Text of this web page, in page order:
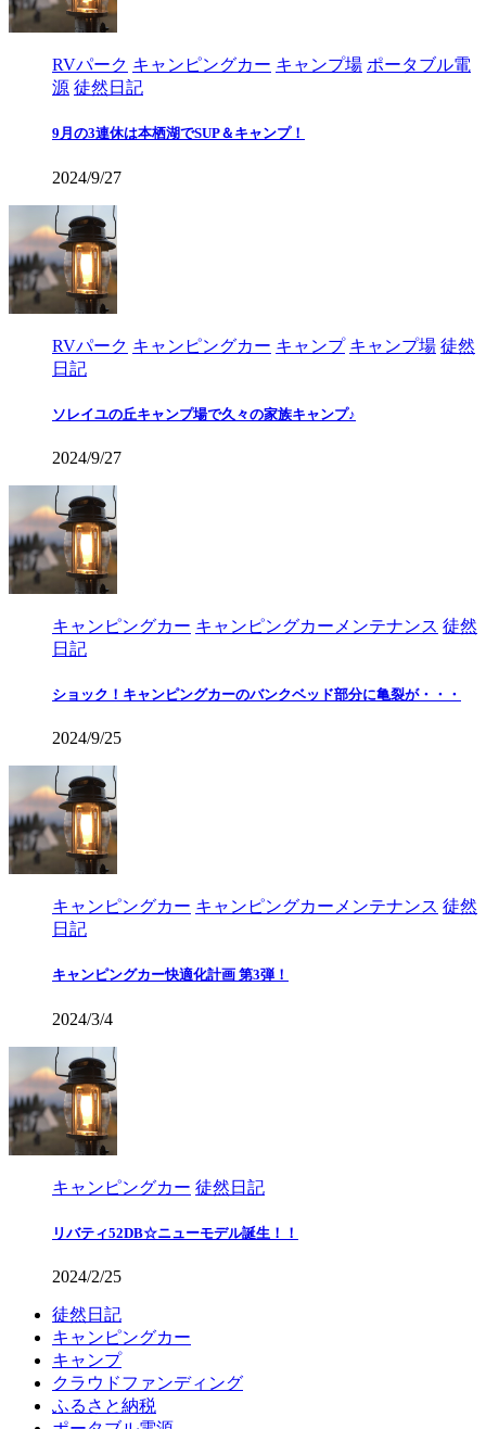
RVパーク キャンピングカー キャンプ場 ポータブル電
源 徒然日記
9月の3連休は本栖湖でSUP＆キャンプ！
2024/9/27
RVパーク キャンピングカー キャンプ キャンプ場 徒然
日記
ソレイユの丘キャンプ場で久々の家族キャンプ♪
2024/9/27
キャンピングカー キャンピングカーメンテナンス 徒然
日記
ショック！キャンピングカーのバンクベッド部分に亀裂が・・・
2024/9/25
キャンピングカー キャンピングカーメンテナンス 徒然
日記
キャンピングカー快適化計画 第3弾！
2024/3/4
キャンピングカー 徒然日記
リバティ52DB☆ニューモデル誕生！！
2024/2/25
徒然日記
キャンピングカー
キャンプ
クラウドファンディング
ふるさと納税